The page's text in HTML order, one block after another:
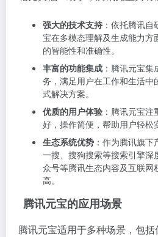
强大的技术支持 ：依托腾讯
宝在多模态理解及生成能力方
的智能性和准确性。
丰富的功能集成 ：腾讯元宝
务，满足用户在工作和生活中
式解决方案。
优质的用户体验 ：腾讯元宝
好，操作简便，帮助用户轻松
生态系统优势 ：作为腾讯旗
一搜、搜狗搜索等搜索引擎深
众号等腾讯生态内容及互联网
高。
腾讯元宝的应用场景
腾讯元宝适用于多种场景，包括